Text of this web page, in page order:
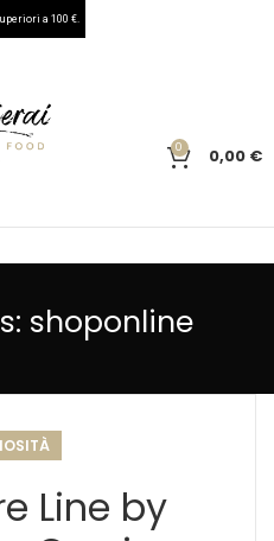
0 0,00 €
shoponline
Line by
a 100 €.